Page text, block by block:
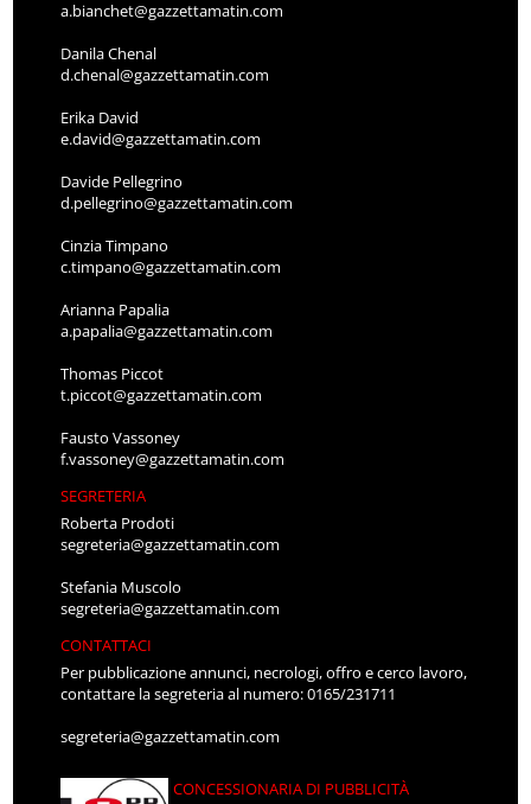
a.bianchet@gazzettamatin.com
Danila Chenal
d.chenal@gazzettamatin.com
Erika David
e.david@gazzettamatin.com
Davide Pellegrino
d.pellegrino@gazzettamatin.com
Cinzia Timpano
c.timpano@gazzettamatin.com
Arianna Papalia
a.papalia@gazzettamatin.com
Thomas Piccot
t.piccot@gazzettamatin.com
Fausto Vassoney
f.vassoney@gazzettamatin.com
SEGRETERIA
Roberta Prodoti
segreteria@gazzettamatin.com
Stefania Muscolo
segreteria@gazzettamatin.com
CONTATTACI
Per pubblicazione annunci, necrologi, offro e cerco lavoro,
contattare la segreteria al numero: 0165/231711
segreteria@gazzettamatin.com
CONCESSIONARIA DI PUBBLICITÀ